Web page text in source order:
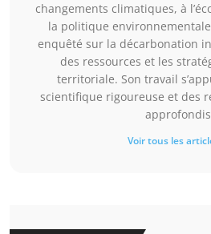
changements climatiques, à
la politique
enquêté sur la décarbonation
des ressources et les
territoriale. Son travail
scientifique rigoureuse et des
Voir tous les